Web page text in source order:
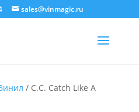
sales@vinmagic.ru
/ C.C. Catch Like A